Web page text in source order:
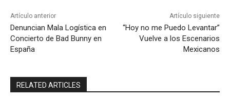
Artículo anterior
Denuncian Mala Logística en
Concierto de Bad Bunny en
España
Artículo siguiente
“Hoy no me Puedo Levantar”
Vuelve a los Escenarios
Mexicanos
RELATED ARTICLES